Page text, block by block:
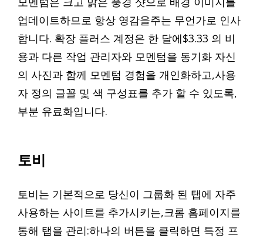
업데이트하므로 항상 영감을주는 무언가로 인사
합니다. 확장 플러스 계정은 한 달에$3.33 의 비
용과 다른 작업 관리자와 모멘텀을 동기화 자신
의 사진과 함께 모멘텀 경험을 개인화하고,사용
자 정의 글꼴 및 색 구성표를 추가 할 수 있도록,
부분 유료화입니다.
토비
토비는 기본적으로 당신이 그룹화 된 탭에 자주
사용하는 사이트를 추가시키는,크롬 홈페이지를
통해 탭을 관리:하나의 버튼을 클릭하면 특정 프